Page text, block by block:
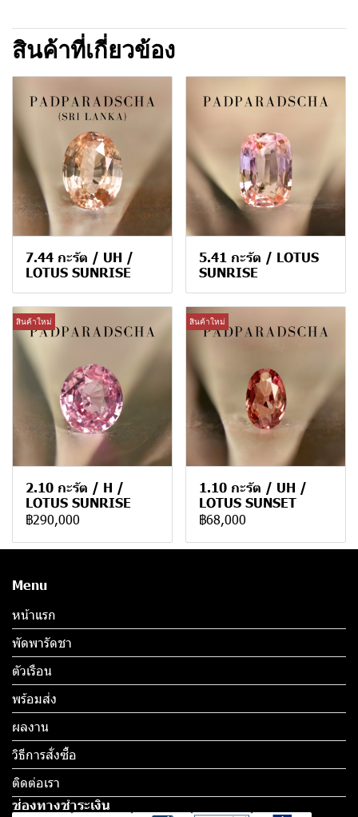
สินค้าที่เกี่ยวข้อง
7.44 กะรัต / UH /
LOTUS SUNRISE
5.41 กะรัต / LOTUS
SUNRISE
สินค้าใหม่
2.10 กะรัต / H /
LOTUS SUNRISE
฿290,000
สินค้าใหม่
1.10 กะรัต / UH /
LOTUS SUNSET
฿68,000
Menu
หน้าแรก
พัดพารัดชา
ตัวเรือน
พร้อมส่ง
ผลงาน
วิธีการสั่งซื้อ
ติดต่อเรา
ช่องทางชำระเงิน